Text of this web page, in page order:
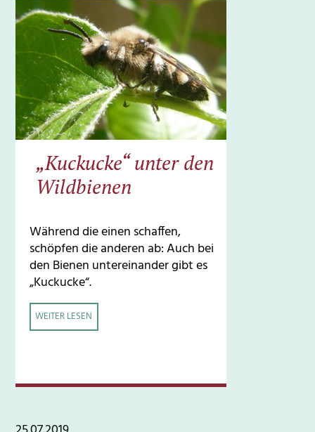
„Kuckucke“ unter den
Wildbienen
Während die einen schaffen,
schöpfen die anderen ab: Auch bei
den Bienen untereinander gibt es
„Kuckucke“.
WEITER LESEN